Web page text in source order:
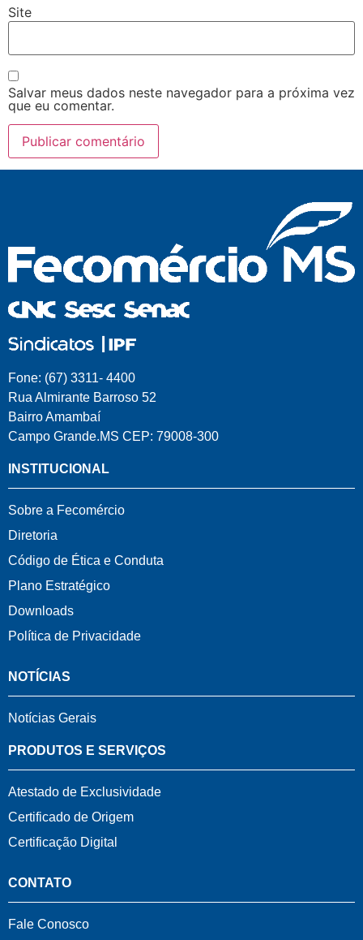
Site
Salvar meus dados neste navegador para a próxima vez
que eu comentar.
Fone: (67) 3311- 4400
Rua Almirante Barroso 52
Bairro Amambaí
Campo Grande.MS CEP: 79008-300
INSTITUCIONAL
Sobre a Fecomércio
Diretoria
Código de Ética e Conduta
Plano Estratégico
Downloads
Política de Privacidade
NOTÍCIAS
Notícias Gerais
PRODUTOS E SERVIÇOS
Atestado de Exclusividade
Certificado de Origem
Certificação Digital
CONTATO
Fale Conosco